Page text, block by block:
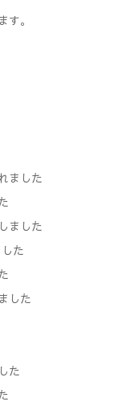
。
ました
ました
た
した
た